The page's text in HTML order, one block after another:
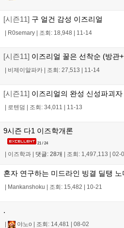
[시즌11] 구 얼건 감성 이즈리얼
R0semary 조회: 18,948 11-14
[시즌11] 이즈리얼 꿀은 선착순 (방관
비제이알파카 조회: 27,513 11-14
[시즌11] 이즈리얼의 완성 신성파괴자
로텐덤 조회: 34,011 11-13
9시즌 다1 이즈학개론
21 / 24
| 이즈학과 | 댓글: 28개 | 조회: 1,497,113 | 02-
혼자 연구하는 미드라인 빙결 딜탱 노
| Mankanshoku | 조회: 15,482 | 10-21
.
| 야노o | 조회: 14,481 | 08-02